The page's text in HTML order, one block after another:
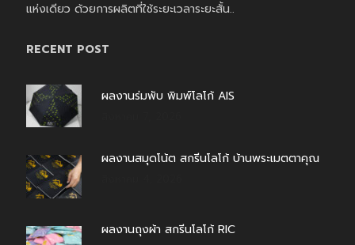
แห่งเดียว ด้วยการผลิตที่ใช้ระยะเวลาระยะสั้น..
RECENT POST
ผลงานร่มพับ พิมพ์โลโก้ AIS
ผลงานสมุดโน้ต สกรีนโลโก้ บ้านพระเมตตาคุณ
ผลงานถุงผ้า สกรีนโลโก้ RIC